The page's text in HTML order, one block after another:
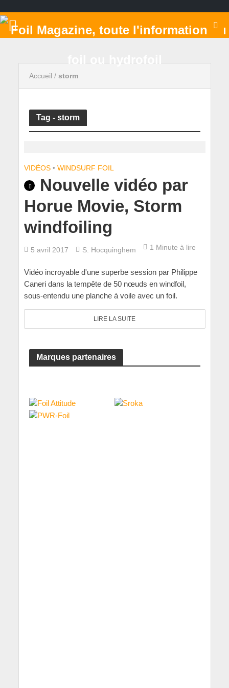
Accueil / storm
Tag - storm
VIDÉOS • WINDSURF FOIL
Nouvelle vidéo par
Horue Movie, Storm
windfoiling
5 avril 2017 S. Hocquinghem 1 Minute à lire
Vidéo incroyable d'une superbe session par Philippe
Caneri dans la tempête de 50 nœuds en windfoil,
sous-entendu une planche à voile avec un foil.
LIRE LA SUITE
Marques partenaires